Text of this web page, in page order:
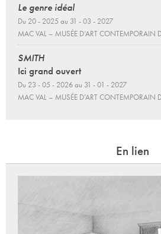
Le genre idéal
Du 20 - 2025 au 31 - 03 - 2027
MAC VAL – MUSÉE D’ART CONTEMPORAIN
SMITH
Ici grand ouvert
Du 23 - 05 - 2026 au 31 - 01 - 2027
MAC VAL – MUSÉE D’ART CONTEMPORAIN
En lien